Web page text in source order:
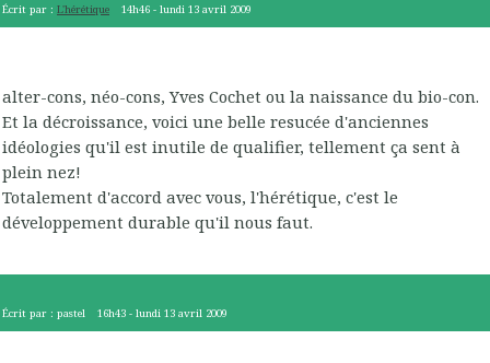
Écrit par : L'hérétique 14h46 -lundi 13 avril 2009
alter-cons, néo-cons, Yves Cochet ou la naissance du bio-con.
Et la décroissance, voici une belle resucée d'anciennes
idéologies qu'il est inutile de qualifier, tellement ça sent à
plein nez!
Totalement d'accord avec vous, l'hérétique, c'est le
développement durable qu'il nous faut.
Écrit par : pastel 16h43 -lundi 13 avril 2009